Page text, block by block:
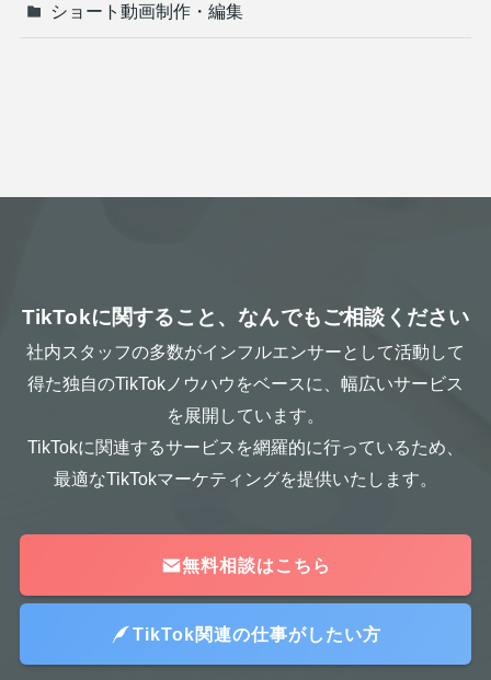
ショート動画制作・編集
TikTokに関すること、なんでもご相談ください
社内スタッフの多数がインフルエンサーとして活動して
得た独自のTikTokノウハウをベースに、幅広いサービス
を展開しています。
TikTokに関連するサービスを網羅的に行っているため、
最適なTikTokマーケティングを提供いたします。
無料相談はこちら
TikTok関連の仕事がしたい方